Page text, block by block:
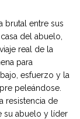
brutal entre sus
del abuelo,
real de la
para
esfuerzo y la
peleándose.
resistencia de
su abuelo y líder